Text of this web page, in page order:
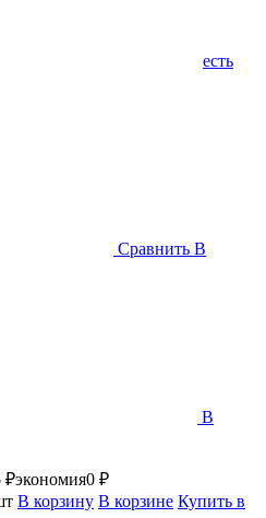
есть
Сравнить В
В
₽экономия0 ₽
В корзину В корзине Купить в